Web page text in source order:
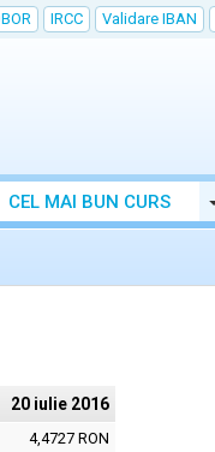
IRCC Validare IBAN
CEL MAI BUN CURS
20 iulie 2016
4,4727 RON